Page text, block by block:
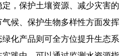
，保护土壤资源、减少灾害的
候、保护生物多样性方面发挥
化产品则可全方位提升生态系